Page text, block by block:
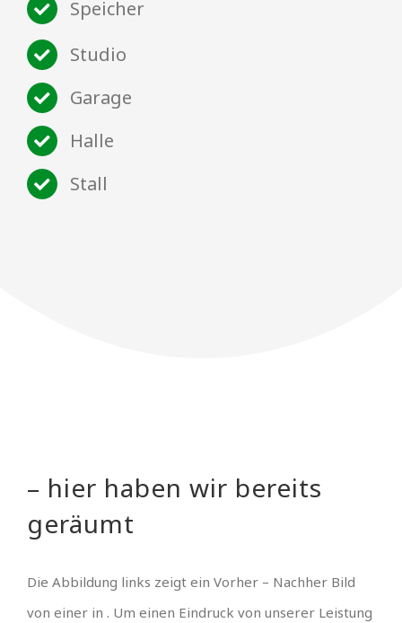
Speicher
Studio
Garage
Halle
Stall
– hier haben wir bereits
geräumt
Die Abbildung links zeigt ein Vorher – Nachher Bild
von einer in . Um einen Eindruck von unserer Leistung